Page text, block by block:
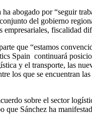
abogado por “seguir
del gobierno
fiscalidad
que “estamos
Spain continuará
y el transporte, las
los que se encuentran
sobre el sector
Sánchez ha